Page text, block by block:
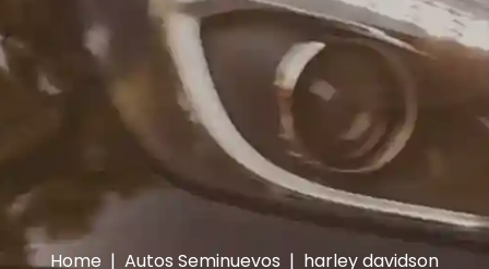
Home | Autos Seminuevos | harley davidson